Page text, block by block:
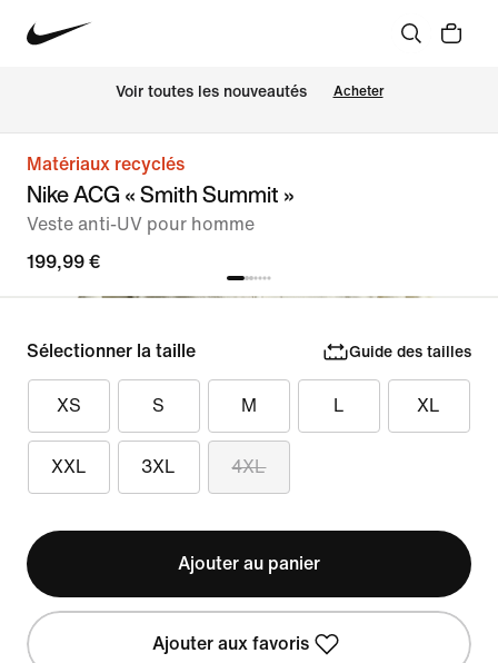
Voir toutes les nouveautés Acheter
Matériaux recyclés
Nike ACG « Smith Summit »
Veste anti-UV pour homme
199,99 €
Sélectionner la taille Guide des tailles
XS S M L XL
XXL 3XL 4XL
Ajouter au panier
Ajouter aux favoris